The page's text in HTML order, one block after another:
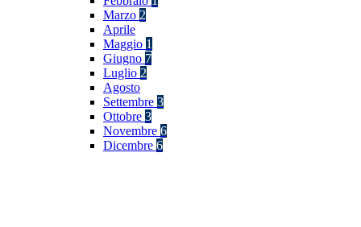
Marzo 2
Aprile
Maggio 1
Giugno 7
Luglio 2
Agosto
Settembre 3
Ottobre 3
Novembre 6
Dicembre 6